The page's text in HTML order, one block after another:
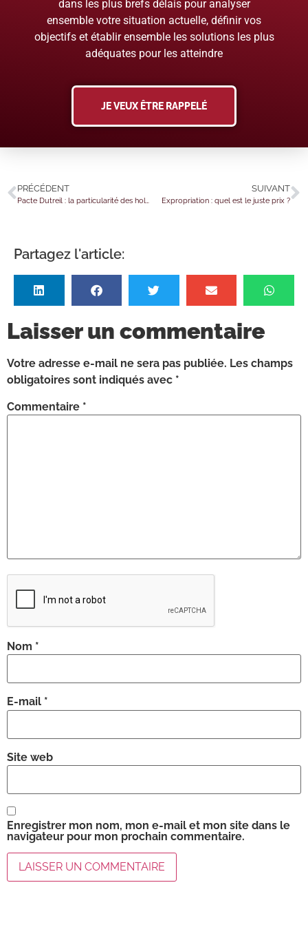
dans les plus brefs délais pour analyser
ensemble votre situation actuelle, définir vos
objectifs et établir ensemble les solutions les plus
adéquates pour les atteindre
JE VEUX ÊTRE RAPPELÉ
PRÉCÉDENT
Pacte Dutreil : la particularité des holdings
SUIVANT
Expropriation : quel est le juste prix ?
Partagez l'article:
Laisser un commentaire
Votre adresse e-mail ne sera pas publiée. Les champs
obligatoires sont indiqués avec *
Commentaire *
Nom *
E-mail *
Site web
Enregistrer mon nom, mon e-mail et mon site dans le
navigateur pour mon prochain commentaire.